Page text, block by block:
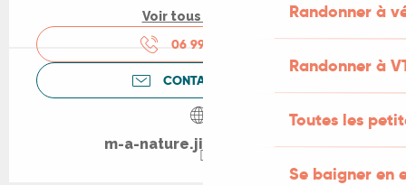
Randonner à
Randonner à
Toutes les
Se baigner en
Voir tous les tarifs
06 99 08 95
CONTACTEZ-NOUS
m-a-nature.jimdosite.com